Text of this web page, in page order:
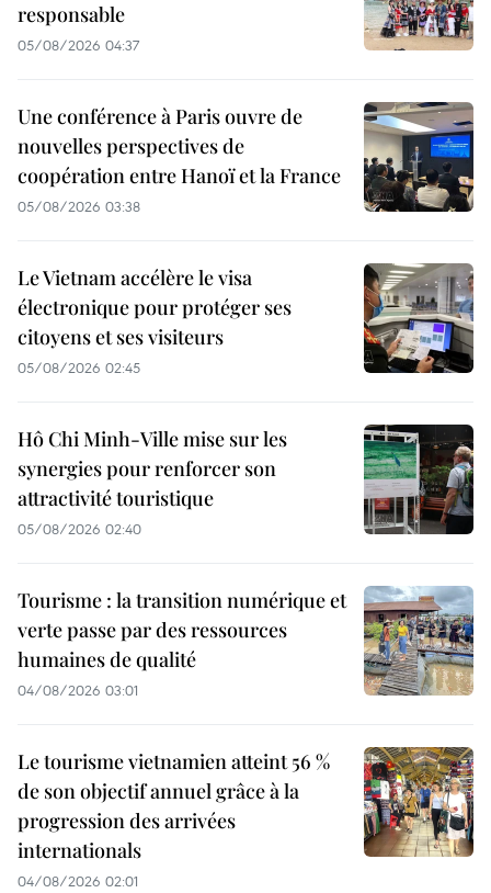
responsable
05/08/2026 04:37
Une conférence à Paris ouvre de
nouvelles perspectives de
coopération entre Hanoï et la France
05/08/2026 03:38
Le Vietnam accélère le visa
électronique pour protéger ses
citoyens et ses visiteurs
05/08/2026 02:45
Hô Chi Minh-Ville mise sur les
synergies pour renforcer son
attractivité touristique
05/08/2026 02:40
Tourisme : la transition numérique et
verte passe par des ressources
humaines de qualité
04/08/2026 03:01
Le tourisme vietnamien atteint 56 %
de son objectif annuel grâce à la
progression des arrivées
internationals
04/08/2026 02:01